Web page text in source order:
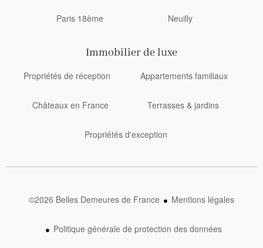
Paris 18ème Neuilly
Immobilier de luxe
Propriétés de réception Appartements familiaux
Châteaux en France Terrasses & jardins
Propriétés d'exception
©2026 Belles Demeures de France Mentions légales
Politique générale de protection des données